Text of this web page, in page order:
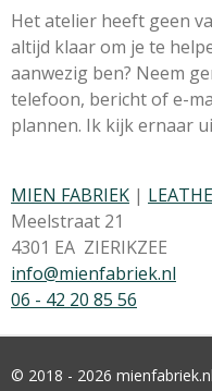
Het atelier heeft geen
altijd klaar om je te
aanwezig ben? Neem
telefoon, bericht of e-
plannen. Ik kijk ernaar
MIEN FABRIEK |
Meelstraat 21
4301 EA ZIERIKZEE
info@mienfabriek.nl
06 - 42 20 85 56
© 2018 - 2026 mienfabriek.nl